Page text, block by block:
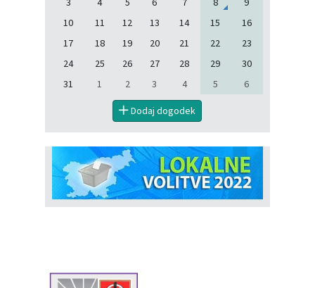
10
11 12 13 14 15
16
17
18 19 20 21 22
23
24
25 26 27 28 29
30
31
1 2 3 4 5 6
Dodaj dogodek